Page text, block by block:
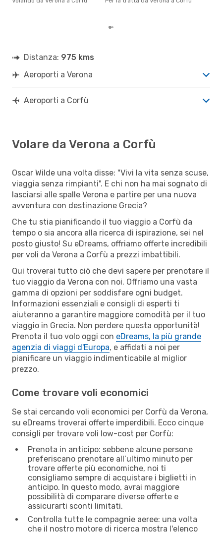
Distanza: 975 kms
Aeroporti a Verona
Aeroporti a Corfù
Volare da Verona a Corfù
Oscar Wilde una volta disse: "Vivi la vita senza scuse,
viaggia senza rimpianti". E chi non ha mai sognato di
lasciarsi alle spalle Verona e partire per una nuova
avventura con destinazione Grecia?
Che tu stia pianificando il tuo viaggio a Corfù da
tempo o sia ancora alla ricerca di ispirazione, sei nel
posto giusto! Su eDreams, offriamo offerte incredibili
per voli da Verona a Corfù a prezzi imbattibili.
Qui troverai tutto ciò che devi sapere per prenotare il
tuo viaggio da Verona con noi. Offriamo una vasta
gamma di opzioni per soddisfare ogni budget.
Informazioni essenziali e consigli di esperti ti
aiuteranno a garantire maggiore comodità per il tuo
viaggio in Grecia. Non perdere questa opportunità!
Prenota il tuo volo oggi con eDreams, la più grande
agenzia di viaggi d'Europa, e affidati a noi per
pianificare un viaggio indimenticabile al miglior
prezzo.
Come trovare voli economici
Se stai cercando voli economici per Corfù da Verona,
su eDreams troverai offerte imperdibili. Ecco cinque
consigli per trovare voli low-cost per Corfù:
Prenota in anticipo: sebbene alcune persone
preferiscano prenotare all’ultimo minuto per
trovare offerte più economiche, noi ti
consigliamo sempre di acquistare i biglietti in
anticipo. In questo modo, avrai maggiore
possibilità di comparare diverse offerte e
assicurarti sconti limitati.
Controlla tutte le compagnie aeree: una volta
che il nostro motore di ricerca mostra l'elenco